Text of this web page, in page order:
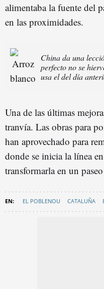
alimentaba la fuente del
en las proximidades.
China da una
perfecto no se
usa el del día
Una de las últimas
tranvía. Las obras para
han aprovechado para
donde se inicia la línea
transformarla en un
EL POBLENOU CATALUÑA